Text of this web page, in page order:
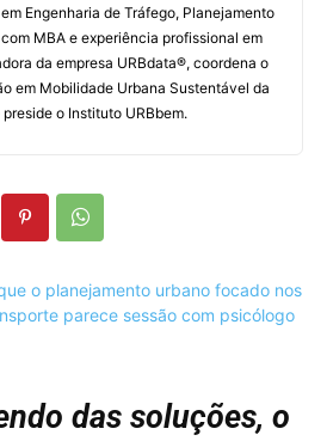
Engenharia de Tráfego, Planejamento
MBA e experiência profissional em
da empresa URBdata®, coordena o
em Mobilidade Urbana Sustentável da
o Instituto URBbem.
das soluções, o